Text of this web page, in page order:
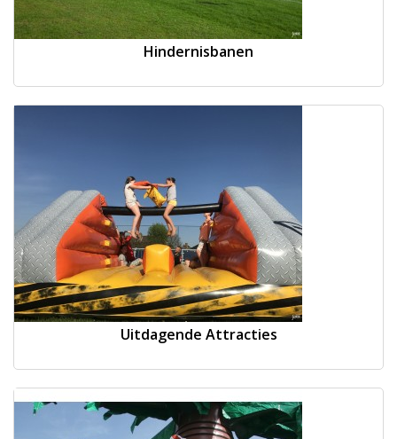
Hindernisbanen
Uitdagende Attracties